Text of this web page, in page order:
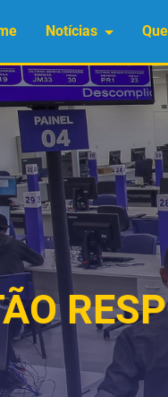
Notícias